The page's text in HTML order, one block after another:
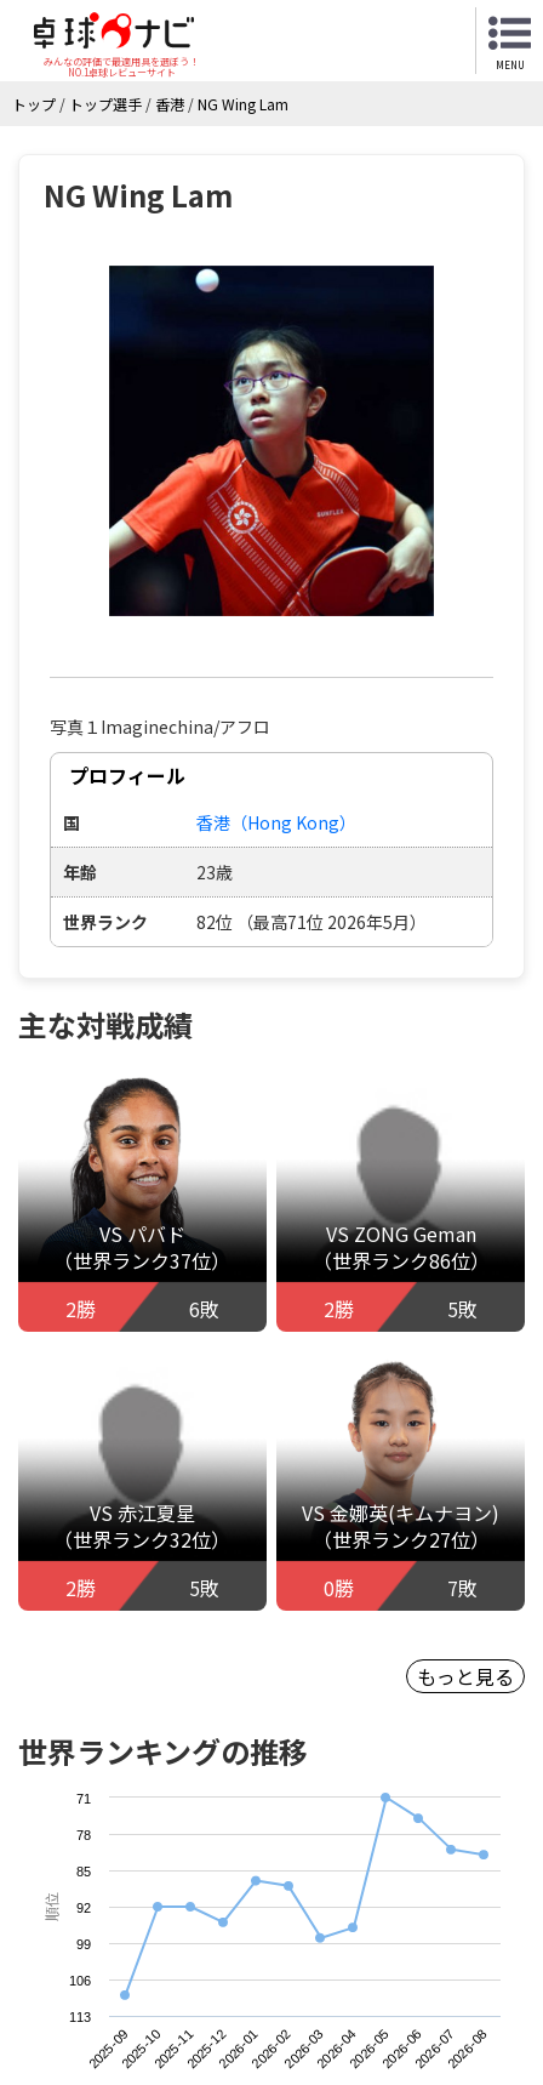
みんなの評価で最適用具を選ぼう！
NO.1卓球レビューサイト
MENU
トップ / トップ選手 / 香港 /NG Wing Lam
NG Wing Lam
写真１Imaginechina/アフロ
プロフィール
国 香港（Hong Kong）
年齢 23歳
世界ランク 82位 （最高71位 2026年5月）
主な対戦成績
VS パバド
（世界ランク37位）
2勝
6敗
VS ZONG Geman
（世界ランク86位）
2勝
5敗
VS 赤江夏星
（世界ランク32位）
2勝
5敗
VS 金娜英(キムナヨン)
（世界ランク27位）
0勝
7敗
もっと見る
世界ランキングの推移
順位
2025-092025-102025-112025-122026-012026-022026-032026-042026-052026-062026-072026-08
71
78
85
92
99
106
113